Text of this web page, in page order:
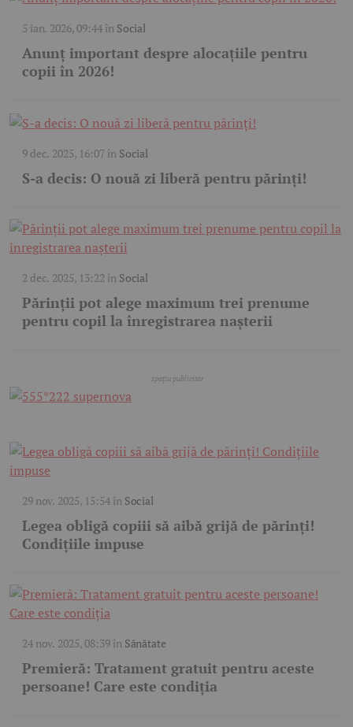
5 ian. 2026, 09:44în Social
Anunț important despre alocațiile pentru
copii în 2026!
9 dec. 2025, 16:07în Social
S-a decis: O nouă zi liberă pentru părinți!
2 dec. 2025, 13:22 în Social
Părinții pot alege maximum trei prenume
pentru copil la înregistrarea nașterii
29 nov. 2025, 15:54în Social
Legea obligă copiii să aibă grijă de părinți!
Condițiile impuse
24 nov. 2025, 08:39în Sănătate
Premieră: Tratament gratuit pentru aceste
persoane! Care este condiția